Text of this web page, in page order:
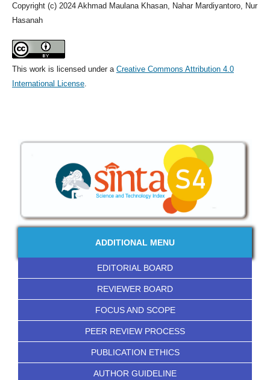
Copyright (c) 2024 Akhmad Maulana Khasan, Nahar Mardiyantoro, Nur
Hasanah
This work is licensed under a Creative Commons Attribution 4.0
International License.
ADDITIONAL MENU
EDITORIAL BOARD
REVIEWER BOARD
FOCUS AND SCOPE
PEER REVIEW PROCESS
PUBLICATION ETHICS
AUTHOR GUIDELINE